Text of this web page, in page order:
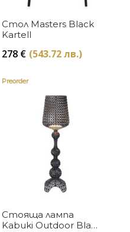
мебели
за поръчка
Стол Masters Black
Kartell
278 € (543.72 лв.)
Preorder
Стояща лампа
Kabuki Outdoor Black